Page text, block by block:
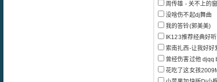
周传雄 - 关不上的
没啥伤不起dj舞曲
我的答铃(郭美美)
IK123推荐经典好
索南扎西-让我好好
曾经伤害过他 djqq
花吃了这女孩